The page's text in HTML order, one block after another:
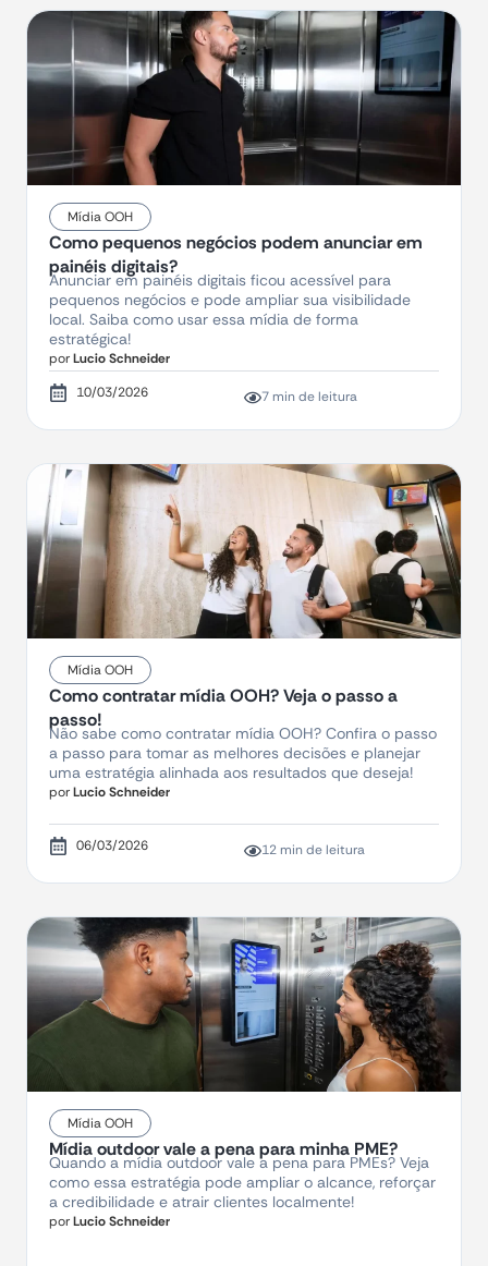
Mídia OOH
Como pequenos negócios podem anunciar em
painéis digitais?
Anunciar em painéis digitais ficou acessível para
pequenos negócios e pode ampliar sua visibilidade
local. Saiba como usar essa mídia de forma
estratégica!
porLucio Schneider
10/03/2026
7 min de leitura
Mídia OOH
Como contratar mídia OOH? Veja o passo a
passo!
Não sabe como contratar mídia OOH? Confira o passo
a passo para tomar as melhores decisões e planejar
uma estratégia alinhada aos resultados que deseja!
porLucio Schneider
06/03/2026 12 min de leitura
Mídia OOH
Mídia outdoor vale a pena para minha PME?
Quando a mídia outdoor vale a pena para PMEs? Veja
como essa estratégia pode ampliar o alcance, reforçar
a credibilidade e atrair clientes localmente!
porLucio Schneider